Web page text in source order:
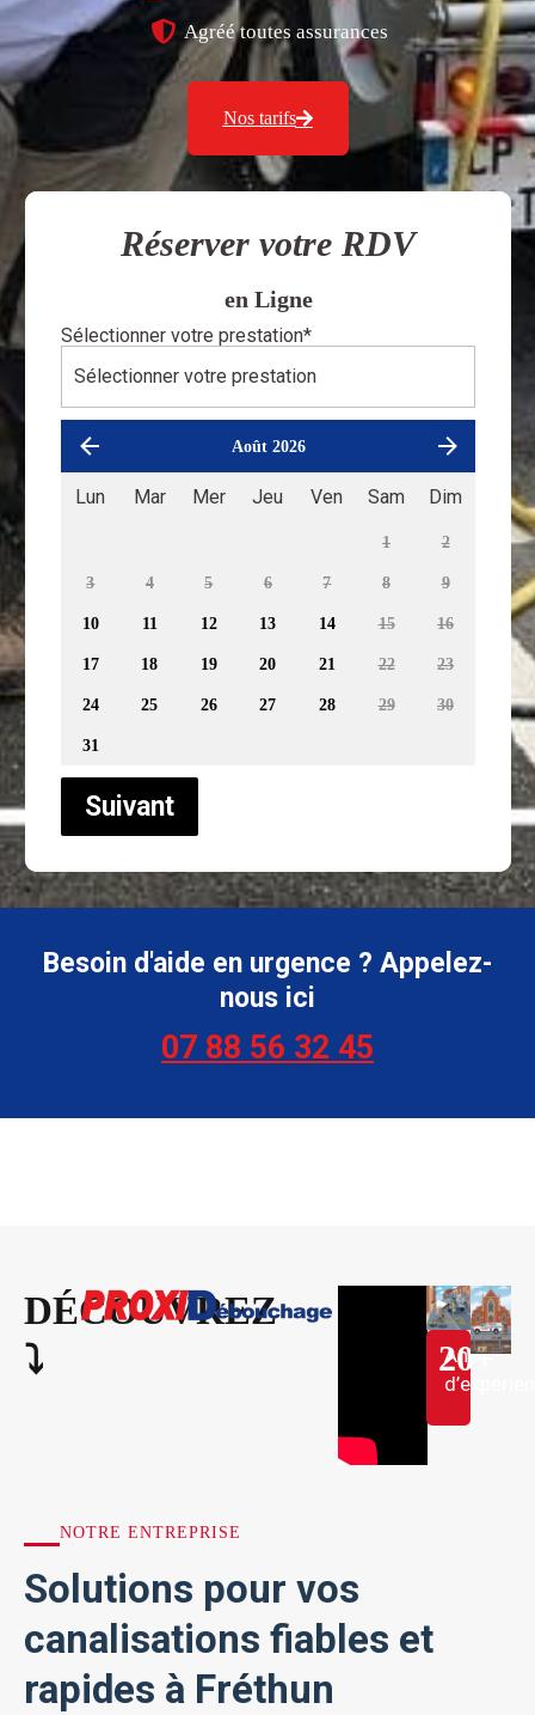
Agréé toutes assurances
Nos tarifs
Réserver votre RDV
en Ligne
Sélectionner votre prestation*
Août 2026
Lun Mar Mer Jeu Ven Sam Dim
1 2
3 4 5 6 7 8 9
10 11 12 13 14 15 16
17 18 19 20 21 22 23
24 25 26 27 28 29 30
31
Suivant
Besoin d'aide en urgence ? Appelez-
nous ici
07 88 56 32 45
DÉCOUVREZ
⤵︎
20+
Ans
NOTRE ENTREPRISE
Solutions pour vos
canalisations fiables et
rapides à Fréthun